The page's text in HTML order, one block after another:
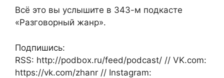
Всё это вы услышите в 343-м подкасте
«Разговорный жанр».
Подпишись:
RSS: http://podbox.ru/feed/podcast/ // VK.com:
https://vk.com/zhanr // Instagram: